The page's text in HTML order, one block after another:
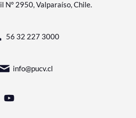
N° 2950, Valparaíso, Chile.
56 32 227 3000
info@pucv.cl